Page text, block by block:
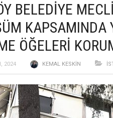
BELEDİYE
KAPSAMINDA
ÖĞELERİ
2024 KEMAL KESKIN